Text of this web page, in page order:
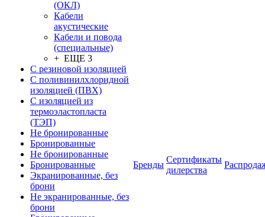
(ОКЛ)
Кабели
акустические
Кабели и повода
(специальные)
+ ЕЩЕ 3
С резиновой изоляцией
С поливинилхлоридной
изоляцией (ПВХ)
С изоляцией из
термоэластопласта
(ТЭП)
Не бронированные
Бронированные
Не бронированные
Бронированные
Экранированные, без
брони
Не экранированные, без
брони
Бренды
Сертификаты
дилерства